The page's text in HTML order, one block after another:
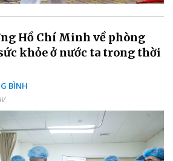
Hồ Chí Minh về phòng
khỏe ở nước ta trong thời
BÌNH